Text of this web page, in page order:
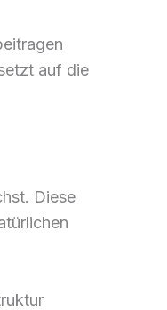
auf die
Diese